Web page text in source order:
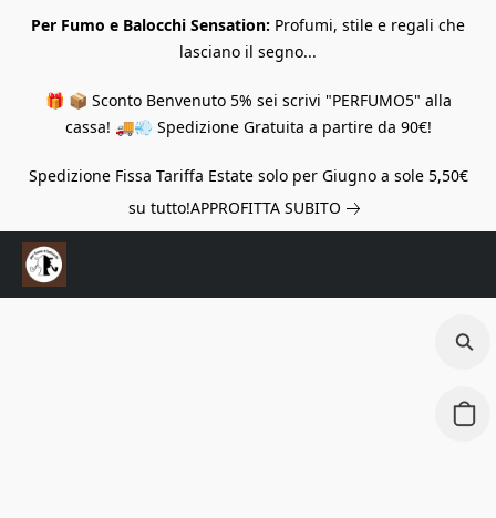
Per Fumo e Balocchi Sensation: Profumi, stile e regali che
lasciano il segno...
🎁 📦 Sconto Benvenuto 5% sei scrivi "PERFUMO5" alla
cassa! 🚚💨 Spedizione Gratuita a partire da 90€!
Spedizione Fissa Tariffa Estate solo per Giugno a sole 5,50€
su tutto!APPROFITTA SUBITO